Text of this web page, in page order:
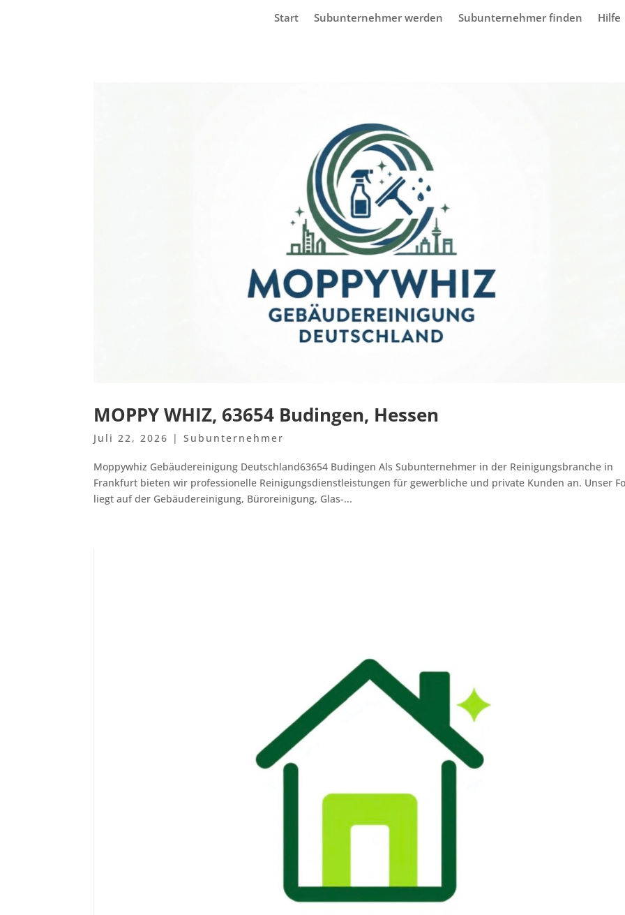
Start Subunternehmer werden Subunternehmer finden Hilfe
MOPPY WHIZ, 63654 Budingen, Hessen
Juli 22, 2026 |Subunternehmer
Moppywhiz Gebäudereinigung Deutschland63654 Budingen Als Subunternehmer in der Reinigungsbranche in
Frankfurt bieten wir professionelle Reinigungsdienstleistungen für gewerbliche und private Kunden an. Unser
liegt auf der Gebäudereinigung, Büroreinigung, Glas-...